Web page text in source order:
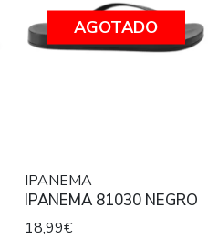
AGOTADO
IPANEMA
IPANEMA 81030 NEGRO
18,99€